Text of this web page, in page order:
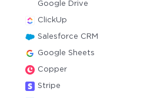
Google Drive
ClickUp
Salesforce CRM
Google Sheets
Copper
Stripe